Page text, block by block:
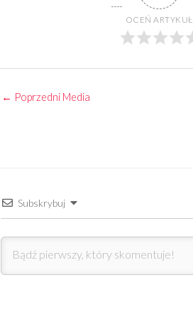
OCEŃ ARTYKUŁ
← Poprzedni Media
Subskrybuj